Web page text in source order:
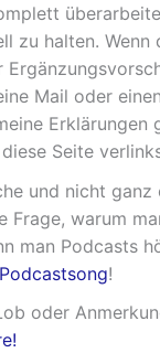
zu halten. Wenn
Mail oder einen
Erklärungen
Seite
und nicht ganz
Frage, warum
man Podcasts
Podcastsong!
oder